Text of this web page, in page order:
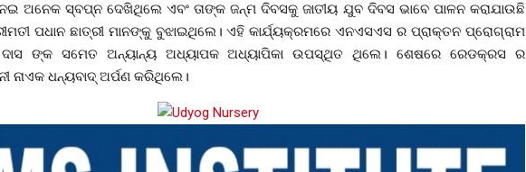
ଅନେକ ସ୍ବପ୍ନ ଦେଖିଥିଲେ ଏବଂ ତାଙ୍କ ଜନ୍ମ ଦିବସକୁ ଜାତୀୟ ଯୁବ ଦିବସ ଭାବେ ପାଳନ କରାଯାଉଛି
ପଧାନ ଛାତ୍ରୀ ମାନଙ୍କୁ ବୁଝାଇଥିଲେ। ଏହି କାର୍ଯ୍ୟକ୍ରମରେ ଏନଏସଏସ ର ପ୍ରାକ୍ତନ ପ୍ରୋଗ୍ରାମ
ଙ୍କ ସମେତ ଅନ୍ୟାନ୍ୟ ଅଧ୍ୟାପକ ଅଧ୍ୟାପିକା ଉପସ୍ଥିତ ଥିଲେ। ଶେଷରେ ରେଡକ୍ରସ ର
ନାଏକ ଧନ୍ୟବାଦ୍ ଅର୍ପଣ କରିଥିଲେ।